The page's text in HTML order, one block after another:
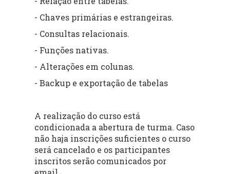
- Chaves primárias e estrangeiras.
- Consultas relacionais.
- Funções nativas.
- Alterações em colunas.
- Backup e exportação de tabelas
A realização do curso está
condicionada a abertura de turma. Caso
não haja inscrições suficientes o curso
será cancelado e os participantes
inscritos serão comunicados por